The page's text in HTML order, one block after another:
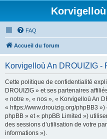
Korvigelloù
FAQ
Accueil du forum
Korvigelloù An DROUIZIG
Cette politique de confidentialité
DROUIZIG » et ses partenaires
« notre », « nos », « Korvigelloù An
« https://www.drouizig.org/phpBB3
phpBB » et « phpBB Limited »)
des sessions d’utilisation de votre
informations »).